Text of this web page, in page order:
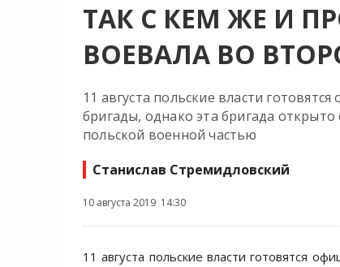
ТАК С КЕМ ЖЕ И
ВОЕВАЛА ВО
11 августа польские власти
бригады, однако эта бригада
польской военной частью
Станислав Стремидловский
10 августа 2019 14:30
11 августа польские власти готовятся